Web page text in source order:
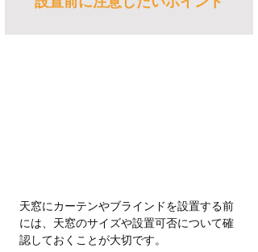
天窓にカーテンやブラインドを設置する前
には、天窓のサイズや設置可否について確
認しておくことが大切です。